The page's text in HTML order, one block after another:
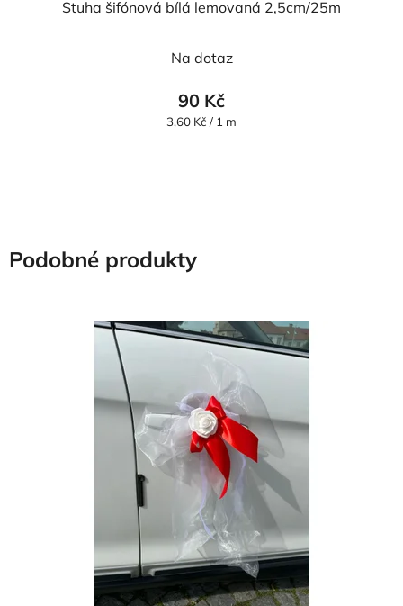
Stuha šifónová bílá lemovaná 2,5cm/25m
hodnocení
produktu
je
Na dotaz
90 Kč
Měrná
3,60 Kč / 1 m
Podobné produkty